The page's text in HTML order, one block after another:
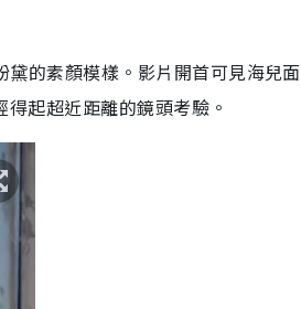
的素顏模樣。影片開首可見海兒面
起超近距離的鏡頭考驗。